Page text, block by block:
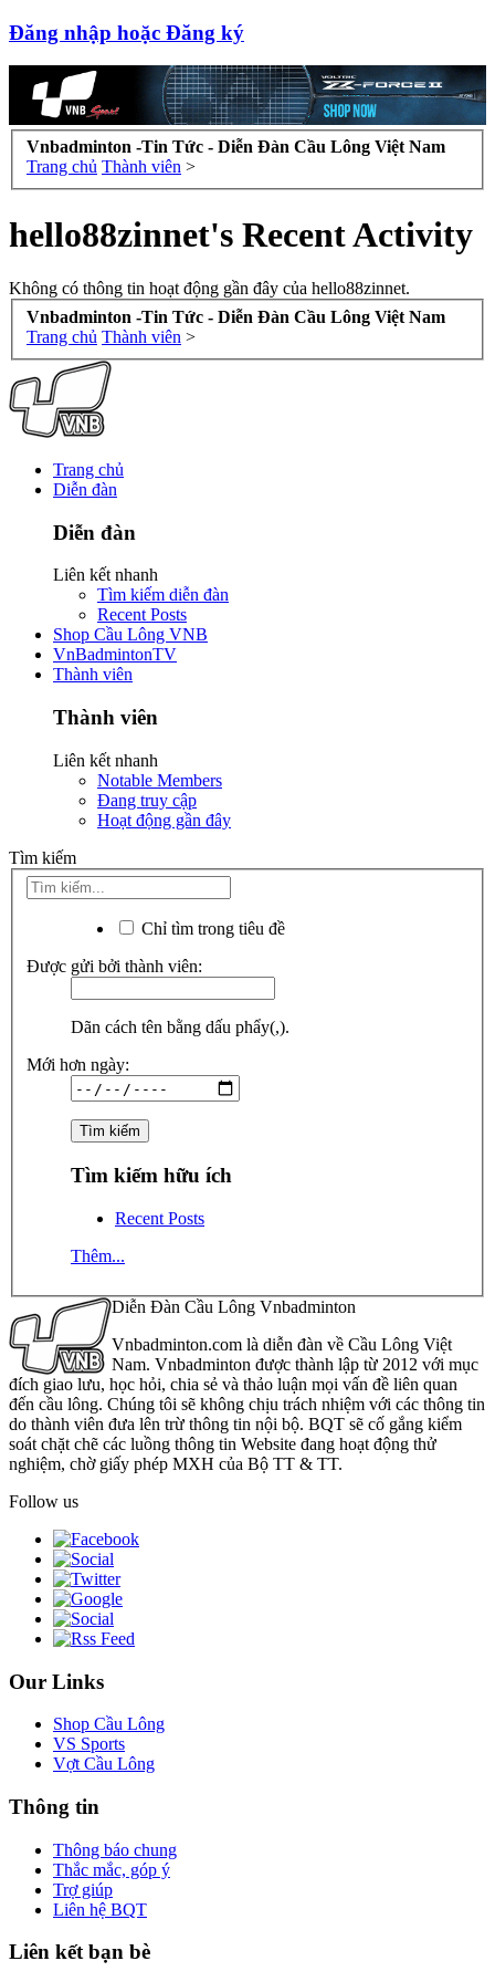
Đăng nhập hoặc Đăng ký
Vnbadminton -Tin Tức - Diễn Đàn Cầu Lông Việt Nam
Trang chủ Thành viên >
hello88zinnet's Recent Activity
Không có thông tin hoạt động gần đây của hello88zinnet.
Vnbadminton -Tin Tức - Diễn Đàn Cầu Lông Việt Nam
Trang chủ Thành viên >
Trang chủ
Diễn đàn
Diễn đàn
Liên kết nhanh
Tìm kiếm diễn đàn
Recent Posts
Shop Cầu Lông VNB
VnBadmintonTV
Thành viên
Thành viên
Liên kết nhanh
Notable Members
Đang truy cập
Hoạt động gần đây
Tìm kiếm
Chỉ tìm trong tiêu đề
Được gửi bởi thành viên:
Dãn cách tên bằng dấu phẩy(,).
Mới hơn ngày:
Tìm kiếm hữu ích
Recent Posts
Thêm...
Diễn Đàn Cầu Lông Vnbadminton
Vnbadminton.com là diễn đàn về Cầu Lông Việt
Nam. Vnbadminton được thành lập từ 2012 với mục
đích giao lưu, học hỏi, chia sẻ và thảo luận mọi vấn đề liên quan
đến cầu lông. Chúng tôi sẽ không chịu trách nhiệm với các thông tin
do thành viên đưa lên trừ thông tin nội bộ. BQT sẽ cố gắng kiểm
soát chặt chẽ các luồng thông tin Website đang hoạt động thử
nghiệm, chờ giấy phép MXH của Bộ TT & TT.
Follow us
Our Links
Shop Cầu Lông
VS Sports
Vợt Cầu Lông
Thông tin
Thông báo chung
Thắc mắc, góp ý
Trợ giúp
Liên hệ BQT
Liên kết bạn bè